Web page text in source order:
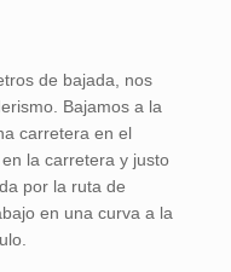
de bajada, nos
Bajamos a la
carretera en el
la carretera y justo
por la ruta de
en una curva a la